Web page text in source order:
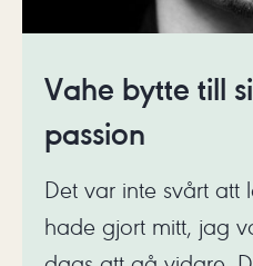
Vahe bytte till
passion
Det var inte svårt att
hade gjort mitt, jag